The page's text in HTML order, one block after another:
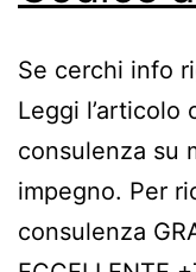
Se cerchi info
Leggi l’articolo
consulenza su
impegno. Per
consulenza